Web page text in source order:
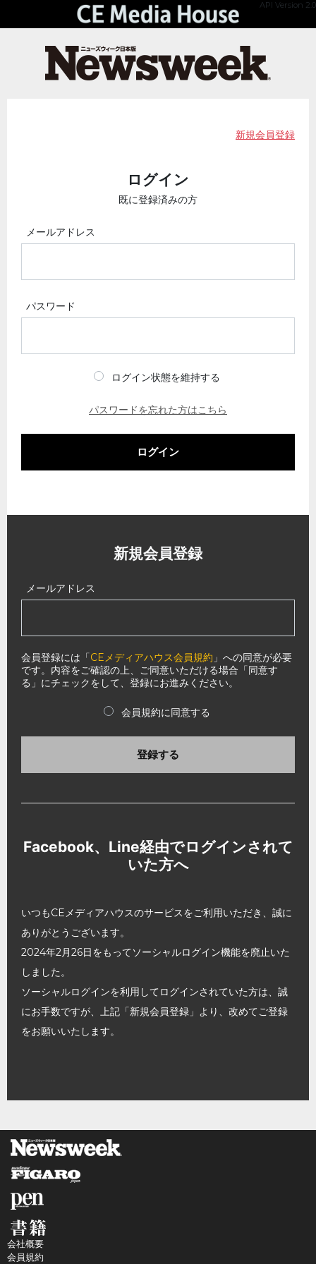
API Version 2.0
新規会員登録
ログイン
既に登録済みの方
メールアドレス
パスワード
ログイン状態を維持する
パスワードを忘れた方はこちら
ログイン
新規会員登録
メールアドレス
会員登録には「CEメディアハウス会員規約 」への同意が必要
です。内容をご確認の上、ご同意いただける場合「同意す
る」にチェックをして、登録にお進みください。
会員規約に同意する
登録する
Facebook、Line経由でログインされて
いた方へ
いつもCEメディアハウスのサービスをご利用いただき、誠に
ありがとうございます。
2024年2月26日をもってソーシャルログイン機能を廃止いた
しました。
ソーシャルログインを利用してログインされていた方は、誠
にお手数ですが、上記「新規会員登録」より、改めてご登録
をお願いいたします。
会社概要
会員規約